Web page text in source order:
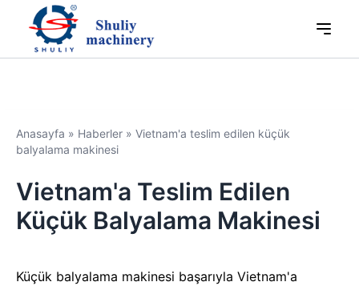
Anasayfa » Haberler » Vietnam'a teslim edilen küçük
balyalama makinesi
Vietnam'a Teslim Edilen
Küçük Balyalama Makinesi
Küçük balyalama makinesi başarıyla Vietnam'a